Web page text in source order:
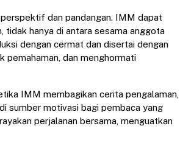
dan pandangan. IMM dapat
tidak hanya di antara sesama anggota
dengan cermat dan disertai dengan
pemahaman, dan menghormati
IMM membagikan cerita pengalaman,
sumber motivasi bagi pembaca yang
perjalanan bersama, menguatkan